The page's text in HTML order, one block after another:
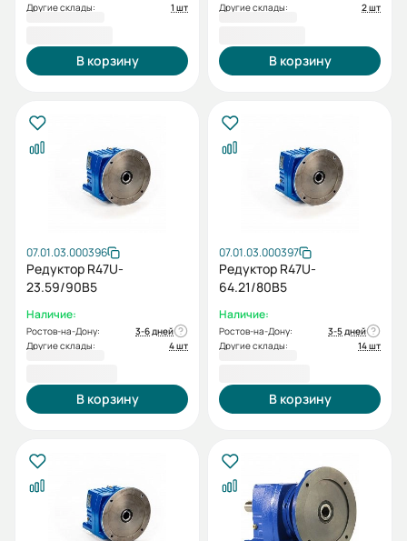
Другие склады:
1 шт
В корзину
Другие склады:
2 шт
В корзину
07.01.03.000396
Редуктор R47U-
23.59/90B5
Наличие:
Ростов-на-Дону:
3-6 дней
Другие склады:
4 шт
В корзину
07.01.03.000397
Редуктор R47U-
64.21/80В5
Наличие:
Ростов-на-Дону:
3-5 дней
Другие склады:
14 шт
В корзину